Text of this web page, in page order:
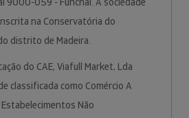
na Conservatória do
distrito de Madeira.
do CAE, Viafull Market, Lda
classificada como Comércio A
Não